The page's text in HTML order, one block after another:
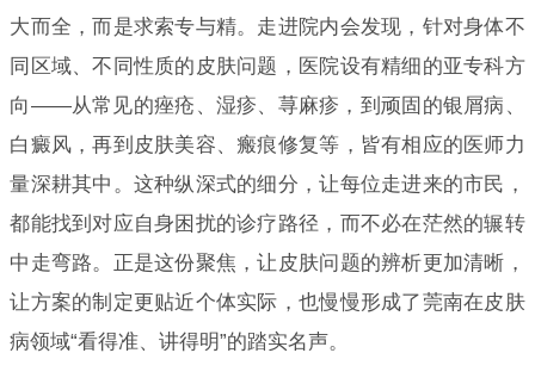
大而全，而是求索专与精。走进院内会发现，针对身体不
同区域、不同性质的皮肤问题，医院设有精细的亚专科方
向——从常见的痤疮、湿疹、荨麻疹，到顽固的银屑病、
白癜风，再到皮肤美容、瘢痕修复等，皆有相应的医师力
量深耕其中。这种纵深式的细分，让每位走进来的市民，
都能找到对应自身困扰的诊疗路径，而不必在茫然的辗转
中走弯路。正是这份聚焦，让皮肤问题的辨析更加清晰，
让方案的制定更贴近个体实际，也慢慢形成了莞南在皮肤
病领域“看得准、讲得明”的踏实名声。